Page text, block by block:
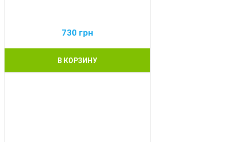
730 грн
В КОРЗИНУ